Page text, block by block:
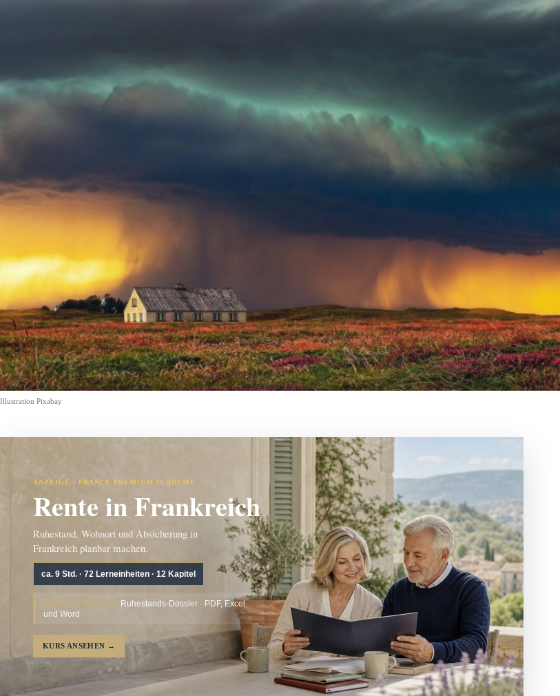
Illustration Pixabay
ANZEIGE · FRANCE PREMIUM ACADEMY
Rente in Frankreich
Ruhestand, Wohnort und Absicherung in
Frankreich planbar machen.
ca. 9 Std. · 72 Lerneinheiten · 12 Kapitel
BONUSMATERIAL: Ruhestands-Dossier · PDF, Excel
und Word
KURS ANSEHEN →